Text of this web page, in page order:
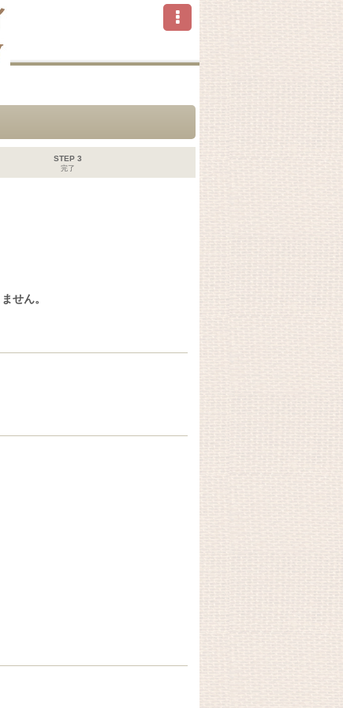
STEP 3
完了
せん。